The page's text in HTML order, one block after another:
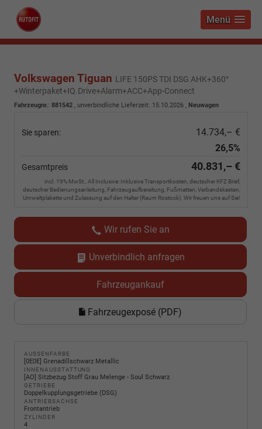
Menü
Volkswagen Tiguan LIFE 150PS TDI DSG AHK+360°
+Winterpaket+IQ.Drive+Alarm+ACC+App-Connect
Fahrzeugnr.: 881542 , unverbindliche Lieferzeit: 15.10.2026 , Neuwagen
Sie sparen:
14.734,– €
26,5%
Gesamtpreis 40.831,– €
incl. 19% MwSt., All Inclusive: Inklusive Transportkosten, deutscher KFZ Brief,
deutscher Bedienungsanleitung, Fahrzeugaufbereitung, Fußmatten, Verbandskasten,
Umweltplakette und Zulassung auf den Halter (Raum Rostock). Wir freuen uns auf Sie!
Wir rufen Sie an
Unverbindlich anfragen
Fahrzeugankauf
Fahrzeugexposé (PDF)
AUSSENFARBE
[0E0E] Grenadillschwarz Metallic
INNENAUSSTATTUNG
[AO] Sitzbezug Stoff Grau Melenge - Soul Schwarz
GETRIEBE
Doppelkupplungsgetriebe (DSG)
ANTRIEBSACHSE
Frontantrieb
ZYLINDER
4